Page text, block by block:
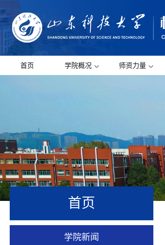
首页 学院概况 师资力量
首页
学院新闻